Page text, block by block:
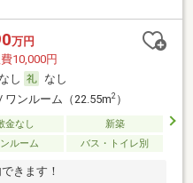
万円
10,000円
なし
なし
ワンルーム（22.55m2）
金なし
新築
ルーム バス・トイレ別
きます！